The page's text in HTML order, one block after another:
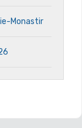
Monastir